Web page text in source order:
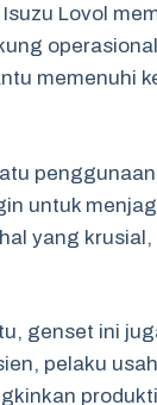
Lovol
memenuhi
untuk
yang
genset ini
pelaku